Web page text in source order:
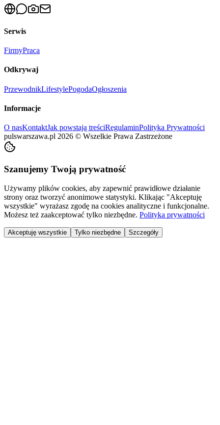
Serwis
FirmyPraca
Odkrywaj
PrzewodnikLifestylePogodaOgłoszenia
Informacje
O nasKontaktJak powstają treściRegulaminPolityka Prywatności
pulswarszawa.pl 2026 © Wszelkie Prawa Zastrzeżone
Szanujemy Twoją prywatność
Używamy plików cookies, aby zapewnić prawidłowe działanie
strony oraz tworzyć anonimowe statystyki. Klikając "Akceptuję
wszystkie" wyrażasz zgodę na cookies analityczne i funkcjonalne.
Możesz też zaakceptować tylko niezbędne. Polityka prywatności
Akceptuję wszystkie Tylko niezbędne Szczegóły